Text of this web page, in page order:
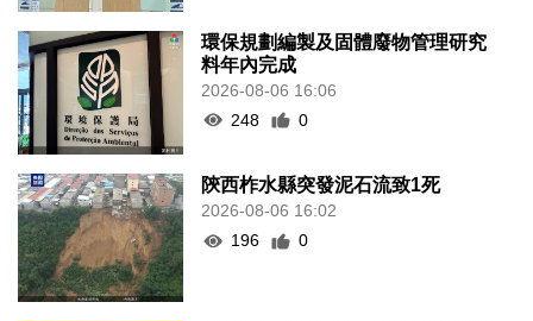
環保規劃編製及固體廢物管理研究
料年內完成
2026-08-06 16:06
248
0
陝西柞水縣突發泥石流致1死
2026-08-06 16:02
196
0